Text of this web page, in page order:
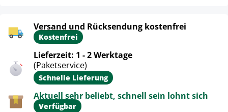
Versand und Rücksendung kostenfrei
Kostenfrei
Lieferzeit: 1 - 2 Werktage
(Paketservice)
Schnelle Lieferung
Aktuell sehr beliebt, schnell sein lohnt sich
Verfügbar